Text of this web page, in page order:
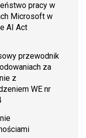
pracy w
Microsoft w
AI Act
przewodnik
za
z
WE nr